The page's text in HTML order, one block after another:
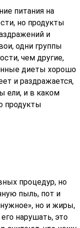
питания на
но продукты
и
одни группы
чем другие,
диеты хорошо
и раздражается,
ели, и в каком
продукты
процедур, но
пыль, пот и
но и жиры,
нарушать, это